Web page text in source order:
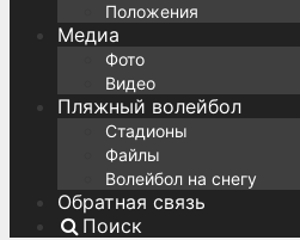
Положения
Медиа
Фото
Видео
Пляжный волейбол
Стадионы
Файлы
Волейбол на снегу
Обратная связь
Поиск